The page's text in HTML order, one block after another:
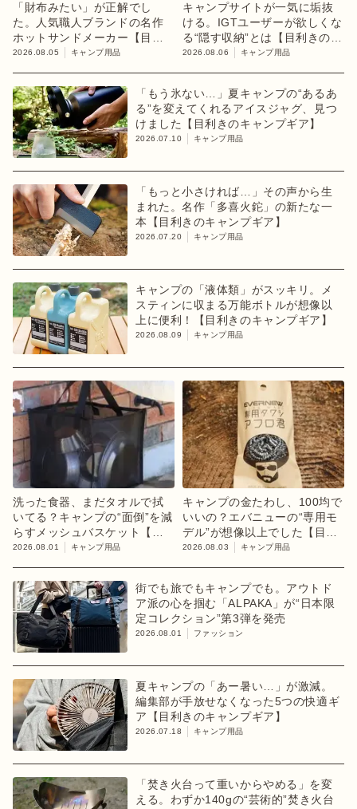
「財布みたい」が正解でし
た。人気職人ブランドの名作
ホットサンドメーカー【目利
きのキャンプギア】
2026.08.05 キャンプ用品
キャンプサイトが一気に垢抜
ける。IGTユーザーが欲しくな
る“隠す収納”とは【目利きのキ
ャンプギア】
2026.08.06 キャンプ用品
「もう氷ない…」夏キャンプの“あるあ
る”を変えてくれるアイスジャグ、見つ
けました【目利きのキャンプギア】
2026.07.10 キャンプ用品
「もっと小さければ…」その声から生
まれた。名作「多喜火鉈」の新たな一
本【目利きのキャンプギア】
2026.07.20 キャンプ用品
キャンプの「液体類」がスッキリ。メ
スティンに収まる万能ボトルが想像以
上に便利！【目利きのキャンプギア】
2026.08.09 キャンプ用品
洗った食器、まだタオルで拭
いてる？キャンプの“面倒”を減
らすメッシュバスケット【目
利きのキャンプギア】
2026.08.01 キャンプ用品
キャンプの金たわし、100均で
いいの？エバニューの“専用モ
デル”が想像以上でした【目利
きのキャンプギア】
2026.08.03 キャンプ用品
街でも旅でもキャンプでも。アウトド
ア派の心を掴む「ALPAKA」が“日本限
定コレクション”第3弾を発売
2026.08.01 ファッション
夏キャンプの「あー暑い…」が激減。
編集部が手放せなくなった5つの快適ギ
ア【目利きのキャンプギア】
2026.07.18 キャンプ用品
「焚き火台って重いからやめる」を変
える。わずか140gの“芸術的”焚き火台